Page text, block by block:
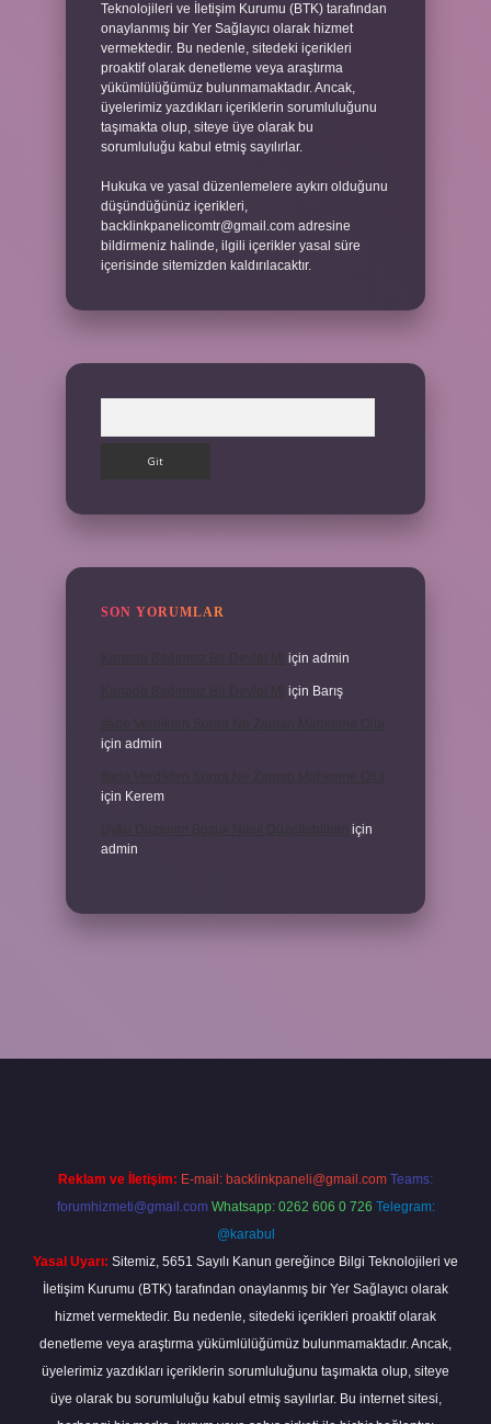
Teknolojileri ve İletişim Kurumu (BTK) tarafından
onaylanmış bir Yer Sağlayıcı olarak hizmet
vermektedir. Bu nedenle, sitedeki içerikleri
proaktif olarak denetleme veya araştırma
yükümlülüğümüz bulunmamaktadır. Ancak,
üyelerimiz yazdıkları içeriklerin sorumluluğunu
taşımakta olup, siteye üye olarak bu
sorumluluğu kabul etmiş sayılırlar.
Hukuka ve yasal düzenlemelere aykırı olduğunu
düşündüğünüz içerikleri,
backlinkpanelicomtr@gmail.com adresine
bildirmeniz halinde, ilgili içerikler yasal süre
içerisinde sitemizden kaldırılacaktır.
SON YORUMLAR
için admin
için Barış
için admin
için Kerem
için
admin
Reklam ve İletişim: E-mail: backlinkpaneli@gmail.com Teams:
forumhizmeti@gmail.com Whatsapp: 0262 606 0 726 Telegram:
@karabul
Yasal Uyarı: Sitemiz, 5651 Sayılı Kanun gereğince Bilgi Teknolojileri ve
İletişim Kurumu (BTK) tarafından onaylanmış bir Yer Sağlayıcı olarak
hizmet vermektedir. Bu nedenle, sitedeki içerikleri proaktif olarak
denetleme veya araştırma yükümlülüğümüz bulunmamaktadır. Ancak,
üyelerimiz yazdıkları içeriklerin sorumluluğunu taşımakta olup, siteye
üye olarak bu sorumluluğu kabul etmiş sayılırlar. Bu internet sitesi,